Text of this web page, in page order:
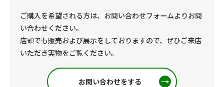
ご購入を希望される方は、お問い合わせフォームよりお問
い合わせください。
店頭でも販売および展示をしておりますので、ぜひご来店
いただき実物をご覧ください。
お問い合わせをする